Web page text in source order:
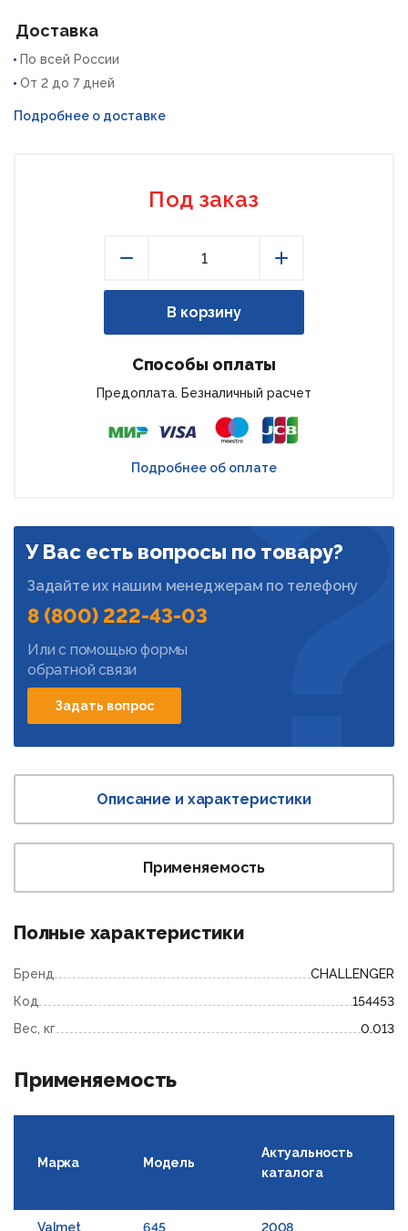
Доставка
По всей России
От 2 до 7 дней
Подробнее о доставке
Под заказ
В корзину
Способы оплаты
Предоплата. Безналичный расчет
Подробнее об оплате
У Вас есть вопросы по товару?
Задайте их нашим менеджерам по телефону
8 (800) 222-43-03
Или с помощью формы
обратной связи
Задать вопрос
Описание и характеристики
Применяемость
Полные характеристики
Бренд
CHALLENGER
Код
154453
Вес, кг
0.013
Применяемость
Марка Модель
Актуальность
каталога
Valmet 645 2008